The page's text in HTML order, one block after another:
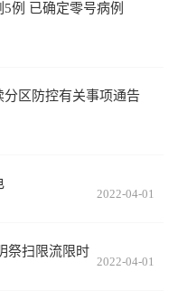
例 已确定零号病例
分区防控有关事项通告
2022-04-01
祭扫限流限时
2022-04-01